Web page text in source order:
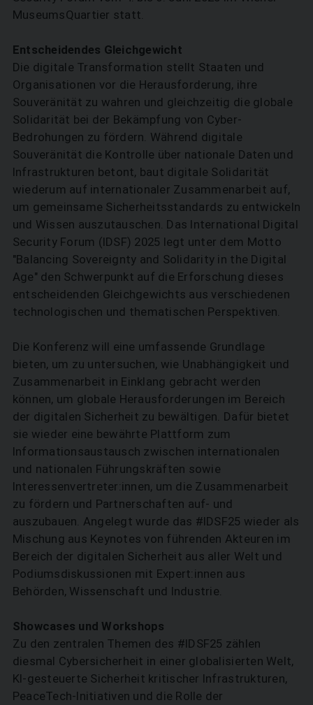
MuseumsQuartier statt.
Entscheidendes Gleichgewicht
Die digitale Transformation stellt Staaten und
Organisationen vor die Herausforderung, ihre
Souveränität zu wahren und gleichzeitig die globale
Solidarität bei der Bekämpfung von Cyber-
Bedrohungen zu fördern. Während digitale
Souveränität die Kontrolle über nationale Daten und
Infrastrukturen betont, baut digitale Solidarität
wiederum auf internationaler Zusammenarbeit auf,
um gemeinsame Sicherheitsstandards zu entwickeln
und Wissen auszutauschen. Das International Digital
Security Forum (IDSF) 2025 legt unter dem Motto
"Balancing Sovereignty and Solidarity in the Digital
Age" den Schwerpunkt auf die Erforschung dieses
entscheidenden Gleichgewichts aus verschiedenen
technologischen und thematischen Perspektiven.
Die Konferenz will eine umfassende Grundlage
bieten, um zu untersuchen, wie Unabhängigkeit und
Zusammenarbeit in Einklang gebracht werden
können, um globale Herausforderungen im Bereich
der digitalen Sicherheit zu bewältigen. Dafür bietet
sie wieder eine bewährte Plattform zum
Informationsaustausch zwischen internationalen
und nationalen Führungskräften sowie
Interessenvertreter:innen, um die Zusammenarbeit
zu fördern und Partnerschaften auf- und
auszubauen. Angelegt wurde das #IDSF25 wieder als
Mischung aus Keynotes von führenden Akteuren im
Bereich der digitalen Sicherheit aus aller Welt und
Podiumsdiskussionen mit Expert:innen aus
Behörden, Wissenschaft und Industrie.
Showcases und Workshops
Zu den zentralen Themen des #IDSF25 zählen
diesmal Cybersicherheit in einer globalisierten Welt,
KI-gesteuerte Sicherheit kritischer Infrastrukturen,
PeaceTech-Initiativen und die Rolle der